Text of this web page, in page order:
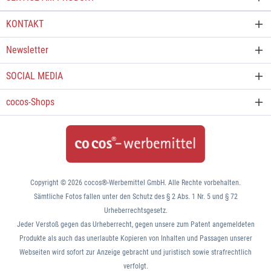
Die USB-Sticks wurde einzeln geprüft. Gerne erwarten wir Ihre
KONTAKT
Newsletter
SOCIAL MEDIA
cocos-Shops
Copyright © 2026 cocos®-Werbemittel GmbH. Alle Rechte vorbehalten.
Sämtliche Fotos fallen unter den Schutz des § 2 Abs. 1 Nr. 5 und § 72
Urheberrechtsgesetz.
Jeder Verstoß gegen das Urheberrecht, gegen unsere zum Patent angemeldeten
Produkte als auch das unerlaubte Kopieren von Inhalten und Passagen unserer
Webseiten wird sofort zur Anzeige gebracht und juristisch sowie strafrechtlich
verfolgt.